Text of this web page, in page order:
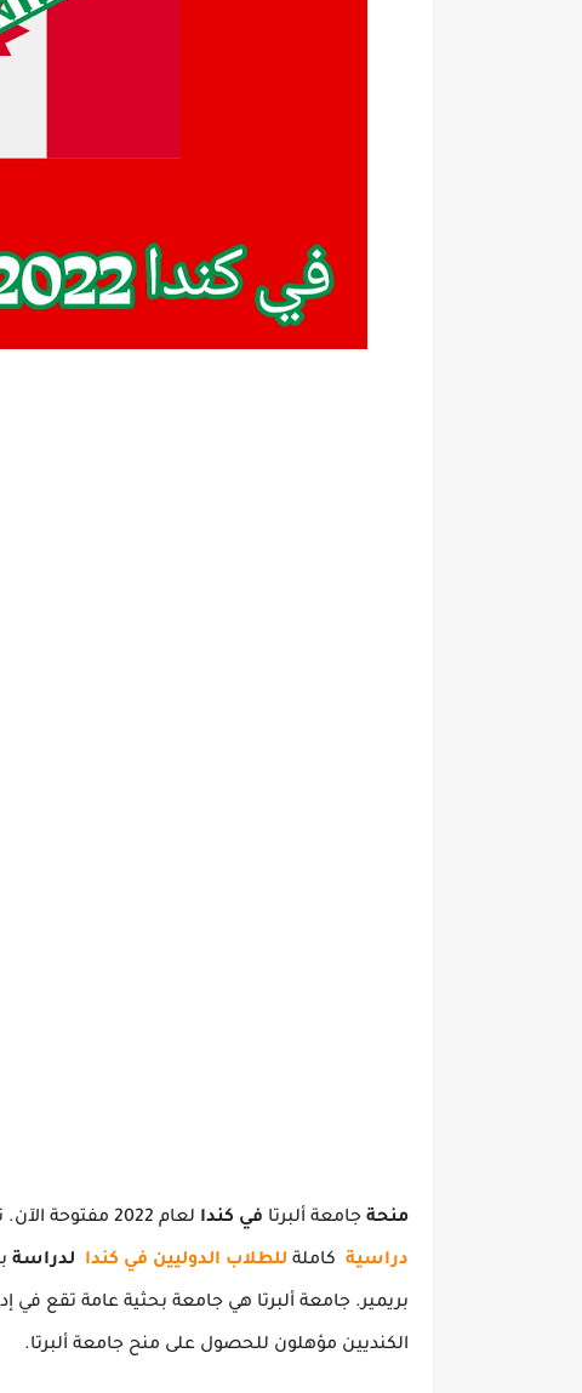
منحة جامعة ألبرتا في كندا لعام 2022 مفتوحة الآن.
دراسية كاملة للطلاب الدوليين في كندا لدراسة
بريمير. جامعة ألبرتا هي جامعة بحثية عامة تقع في
الكنديين مؤهلون للحصول على منح جامعة ألبرتا.